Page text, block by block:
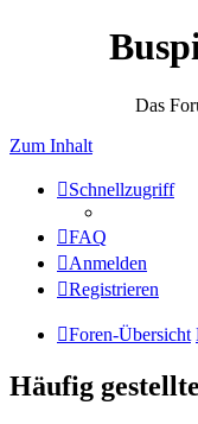
Das
Zum Inhalt
Schnellzugriff
FAQ
Anmelden
Registrieren
Foren-Übersicht
Häufig